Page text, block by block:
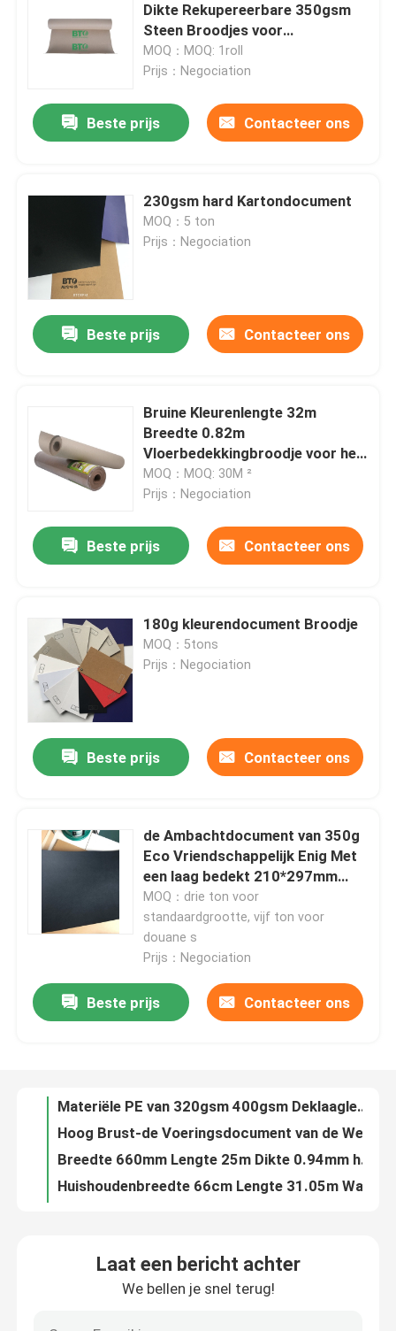
Ongeveer ons
Fabrieksreis
Contacteer ons
Verzoek om een Citaat
Het tijdelijke Broodje van de Vloerbescherming
Dikte Rekupereerbare 350gsm
Steen Broodjes voor
Beschermende Vloer
MOQ：MOQ: 1roll
Prijs：Negociation
Beste prijs Contacteer ons
230gsm hard Kartondocument
MOQ：5 ton
Prijs：Negociation
Beste prijs Contacteer ons
Bruine Kleurenlengte 32m
Breedte 0.82m
Vloerbedekkingbroodje voor het
Schilderen
MOQ：MOQ: 30M ²
Prijs：Negociation
Beste prijs Contacteer ons
180g kleurendocument Broodje
MOQ：5tons
Prijs：Negociation
Beste prijs Contacteer ons
de Ambachtdocument van 350g
Eco Vriendschappelijk Enig Met
een laag bedekt 210*297mm
Zwart Broodje
MOQ：drie ton voor
standaardgrootte, vijf ton voor
douane s
Prijs：Negociation
Beste prijs Contacteer ons
Materiële PE van 320gsm 400gsm Deklaaglengte 29m het Document van de Vloerbescherming Broodje
Breedte 76mm Lengte 50m/51m In te ademen Plakband voor Vloerbescherming
Houtpulp Gerecycleerd Zwart het Kartondocument van 80g 110g 150g voor Juwelenvakje
660mm Gekleurde Document Broodjes
Laat een bericht achter
We bellen je snel terug!